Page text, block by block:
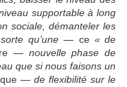
supportable à long
sociale, démanteler les
qu’une — ce « de
— nouvelle phase de
que si nous faisons un
— de flexibilité sur le